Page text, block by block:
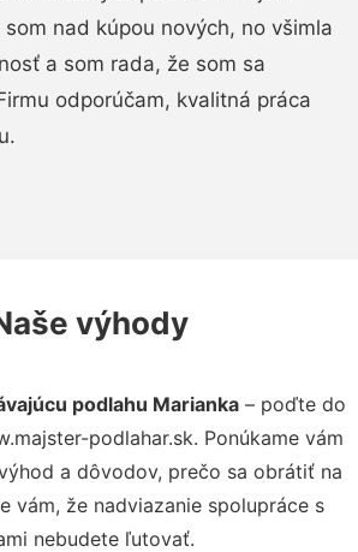
nad kúpou nových, no všimla
a som rada, že som sa
odporúčam, kvalitná práca
výhody
podlahu Marianka – poďte do
podlahar.sk. Ponúkame vám
a dôvodov, prečo sa obrátiť na
vám, že nadviazanie spolupráce s
nebudete ľutovať.